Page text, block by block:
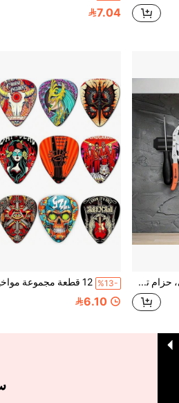
7.04
شريط سكين مغناطيسي، حزام تخزين أدوات طبخ مغناطيسي قوي، حامل أدوات مطبخ مغناطيسي للمطبخ والحديقة والمستودع والمدرسة للبيع %13-
6.10
إجمالي 1 صفحة